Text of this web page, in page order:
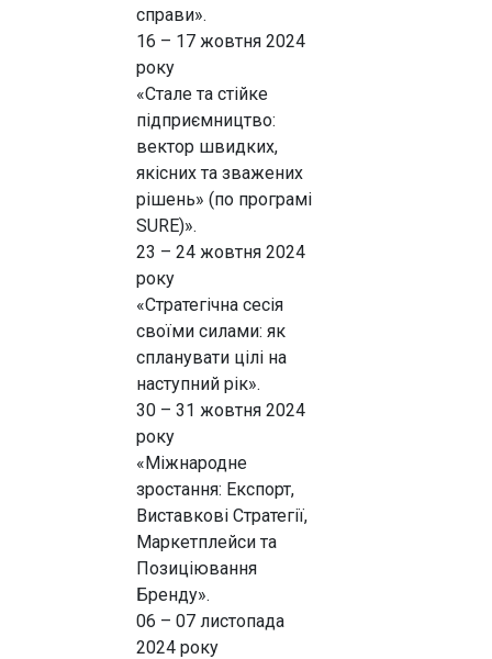
справи».
16 – 17 жовтня 2024
року
«Стале та стійке
підприємництво:
вектор швидких,
якісних та зважених
рішень» (по програмі
SURE)».
23 – 24 жовтня 2024
року
«Стратегічна сесія
своїми силами: як
спланувати цілі на
наступний рік».
30 – 31 жовтня 2024
року
«Міжнародне
зростання: Експорт,
Виставкові Стратегії,
Маркетплейси та
Позиціювання
Бренду».
06 – 07 листопада
2024 року